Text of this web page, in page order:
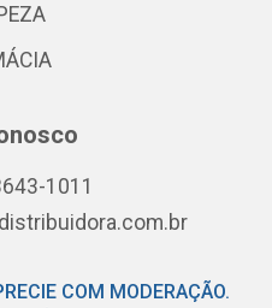
1011
COM MODERAÇÃO.